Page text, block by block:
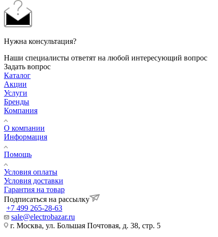
Нужна консультация?
Наши специалисты ответят на любой интересующий вопрос
Задать вопрос
Каталог
Акции
Услуги
Бренды
Компания
О компании
Информация
Помощь
Условия оплаты
Условия доставки
Гарантия на товар
Подписаться на рассылку
+7 499 265-28-63
sale@electrobazar.ru
г. Москва, ул. Большая Почтовая, д. 38, стр. 5